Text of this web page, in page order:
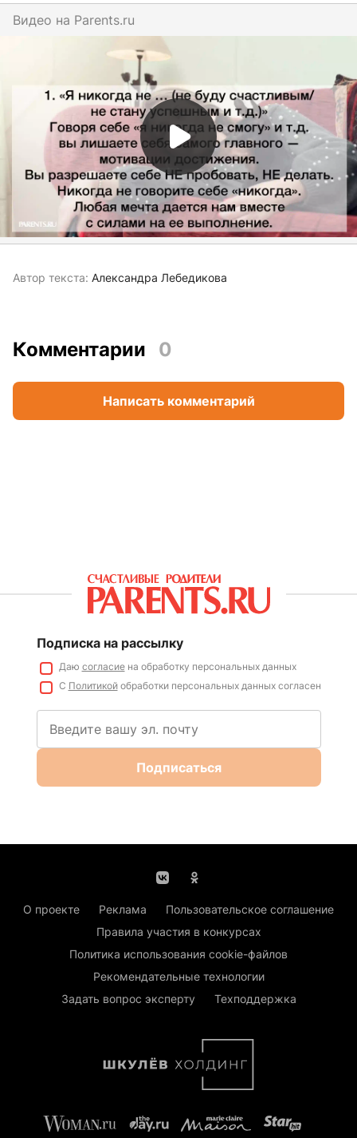
Видео на parents.ru
Автор текста: Александра Лебедикова
Комментарии 0
Написать комментарий
Подписка на рассылку
Даю согласиена обработку персональных данных
С Политикойобработки персональных данных согласен
Подписаться
О проекте Реклама
Пользовательское соглашение
Правила участия в конкурсах
Политика использования cookie-файлов
Рекомендательные технологии
Задать вопрос эксперту
Техподдержка